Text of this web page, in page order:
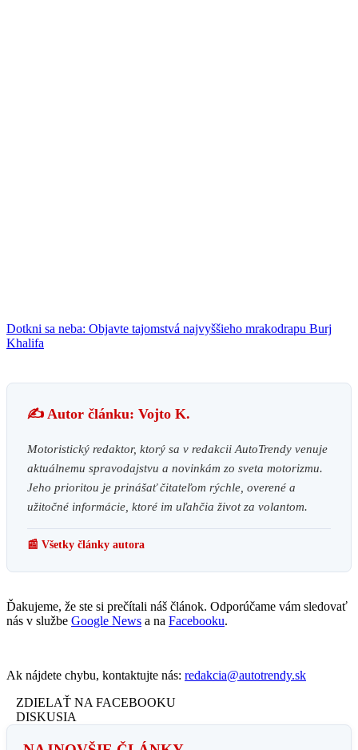
Dotkni sa neba: Objavte tajomstvá najvyššieho mrakodrapu Burj
Khalifa
✍️ Autor článku: Vojto K.
Motoristický redaktor, ktorý sa v redakcii AutoTrendy venuje
aktuálnemu spravodajstvu a novinkám zo sveta motorizmu.
Jeho prioritou je prinášať čitateľom rýchle, overené a
užitočné informácie, ktoré im uľahčia život za volantom.
📰 Všetky články autora
Ďakujeme, že ste si prečítali náš článok. Odporúčame vám sledovať
nás v službe Google News a na Facebooku.
Ak nájdete chybu, kontaktujte nás: redakcia@autotrendy.sk
ZDIELAŤ NA FACEBOOKU
DISKUSIA